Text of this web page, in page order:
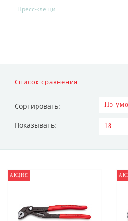
Пресс-клещи
Список сравнения
Сортировать:
Показывать:
АКЦИЯ